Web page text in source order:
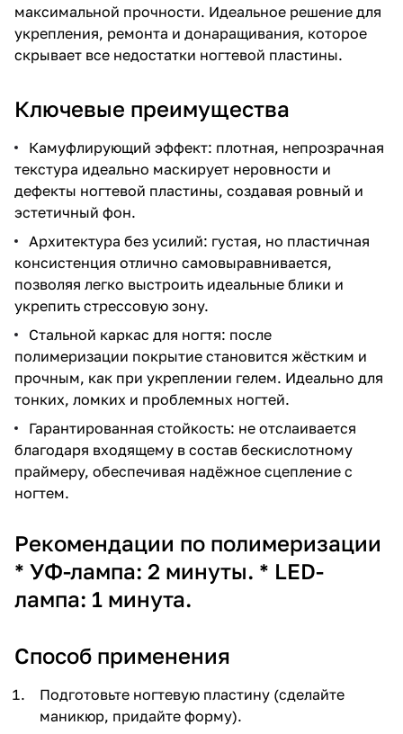
максимальной прочности. Идеальное решение для
укрепления, ремонта и донаращивания, которое
скрывает все недостатки ногтевой пластины.
Ключевые преимущества
Камуфлирующий эффект: плотная, непрозрачная
текстура идеально маскирует неровности и
дефекты ногтевой пластины, создавая ровный и
эстетичный фон.
Архитектура без усилий: густая, но пластичная
консистенция отлично самовыравнивается,
позволяя легко выстроить идеальные блики и
укрепить стрессовую зону.
Стальной каркас для ногтя: после
полимеризации покрытие становится жёстким и
прочным, как при укреплении гелем. Идеально для
тонких, ломких и проблемных ногтей.
Гарантированная стойкость: не отслаивается
благодаря входящему в состав бескислотному
праймеру, обеспечивая надёжное сцепление с
ногтем.
Рекомендации по полимеризации
* УФ-лампа: 2 минуты. * LED-
лампа: 1 минута.
Способ применения
Подготовьте ногтевую пластину (сделайте
маникюр, придайте форму).